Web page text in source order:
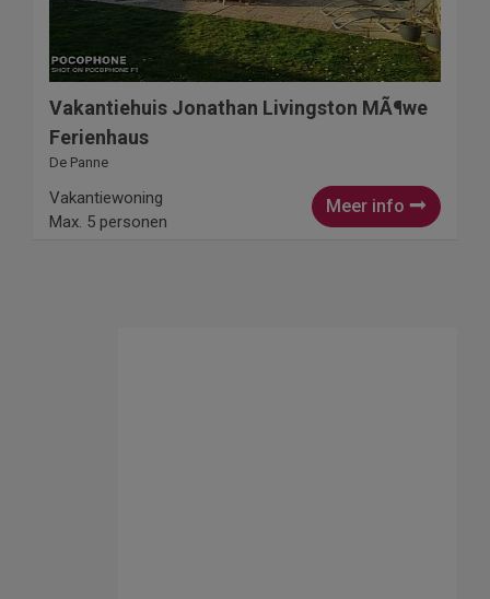
Vakantiehuis Jonathan Livingston MÃ¶we
Ferienhaus
De Panne
Meer info
Vakantiewoning
Max. 5 personen